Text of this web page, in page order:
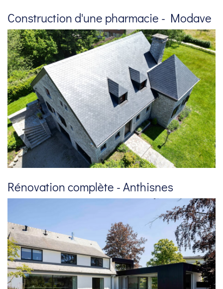
Construction d'une pharmacie - Modave
Rénovation complète - Anthisnes